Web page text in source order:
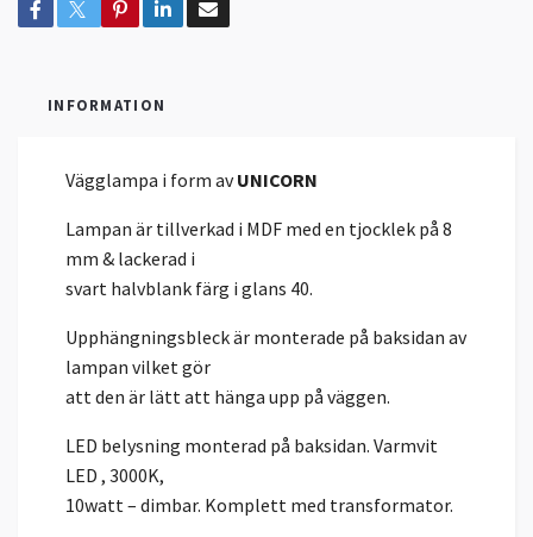
INFORMATION
Vägglampa i form avUNICORN
Lampan är tillverkad i MDF med en tjocklek på 8
mm & lackerad i
svart halvblank färg i glans 40.
Upphängningsbleck är monterade på baksidan av
lampan vilket gör
att den är lätt att hänga upp på väggen.
LED belysning monterad på baksidan. Varmvit
LED , 3000K,
10watt – dimbar. Komplett med transformator.